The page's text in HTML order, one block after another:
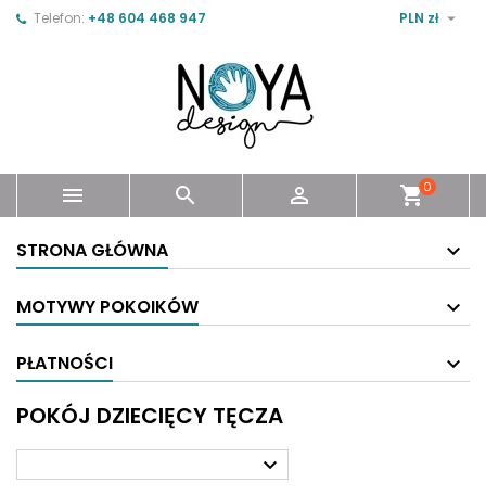
Telefon: +48 604 468 947 PLN zł 
   shopping_cart0
STRONA GŁÓWNA
MOTYWY POKOIKÓW
PŁATNOŚCI
POKÓJ DZIECIĘCY TĘCZA
